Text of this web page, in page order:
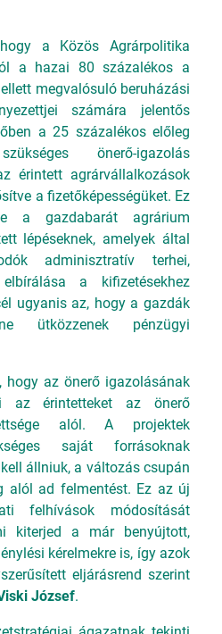
a Közös Agrárpolitika
a hazai 80 százalékos a
megvalósuló beruházási
számára jelentős
a 25 százalékos előleg
önerő-igazolás
érintett agrárvállalkozások
a fizetőképességüket. Ez
a gazdabarát agrárium
lépéseknek, amelyek által
adminisztratív terhei,
a kifizetésekhez
ugyanis az, hogy a gazdák
ütközzenek pénzügyi
hogy az önerő igazolásának
az érintetteket az önerő
alól. A projektek
saját forrásoknak
állniuk, a változás csupán
alól ad felmentést. Ez az új
felhívások módosítását
kiterjed a már benyújtott,
kérelmekre is, így azok
eljárásrend szerint
József.